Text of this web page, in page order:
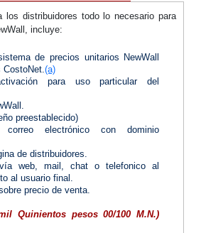
los distribuidores todo lo necesario para
incluye:
de precios unitarios NewWall
CostoNet.(a)
para uso particular del
preestablecido)
electrónico con dominio
de distribuidores.
web, mail, chat o telefonico al
al usuario final.
precio de venta.
Quinientos pesos 00/100 M.N.)